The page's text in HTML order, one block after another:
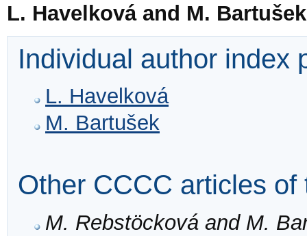
L. Havelková and M. Bartušek
Individual author index
L. Havelková
M. Bartušek
Other CCCC articles of
M. Rebstöcková and M.